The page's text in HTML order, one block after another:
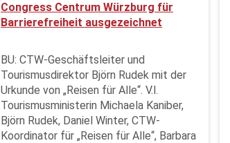
Congress Centrum Würzburg für
Barrierefreiheit ausgezeichnet
BU: CTW-Geschäftsleiter und
Tourismusdirektor Björn Rudek mit der
Urkunde von „Reisen für Alle“. V.l.
Tourismusministerin Michaela Kaniber,
Björn Rudek, Daniel Winter, CTW-
Koordinator für „Reisen für Alle“, Barbara